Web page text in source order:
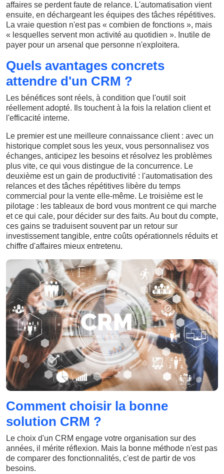
affaires se perdent faute de relance. L'automatisation vient
ensuite, en déchargeant les équipes des tâches répétitives.
La vraie question n'est pas « combien de fonctions », mais
« lesquelles servent mon activité au quotidien ». Inutile de
payer pour un arsenal que personne n'exploitera.
Quels avantages concrets
attendre d'un CRM ?
Les bénéfices sont réels, à condition que l'outil soit
réellement adopté. Ils touchent à la fois la relation client et
l'efficacité interne.
Le premier est une meilleure connaissance client : avec un
historique complet sous les yeux, vous personnalisez vos
échanges, anticipez les besoins et résolvez les problèmes
plus vite, ce qui vous distingue de la concurrence. Le
deuxième est un gain de productivité : l'automatisation des
relances et des tâches répétitives libère du temps
commercial pour la vente elle-même. Le troisième est le
pilotage : les tableaux de bord vous montrent ce qui marche
et ce qui cale, pour décider sur des faits. Au bout du compte,
ces gains se traduisent souvent par un retour sur
investissement tangible, entre coûts opérationnels réduits et
chiffre d'affaires mieux entretenu.
Comment choisir la bonne
solution CRM ?
Le choix d'un CRM engage votre organisation sur des
années, il mérite réflexion. Mais la bonne méthode n'est pas
de comparer des fonctionnalités, c'est de partir de vos
besoins.